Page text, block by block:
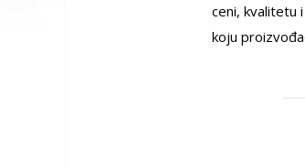
ceni, kvalitetu
koju